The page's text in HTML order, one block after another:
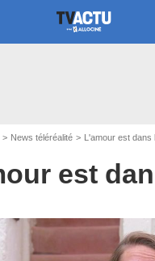
News téléréalité L'amour est dans
est